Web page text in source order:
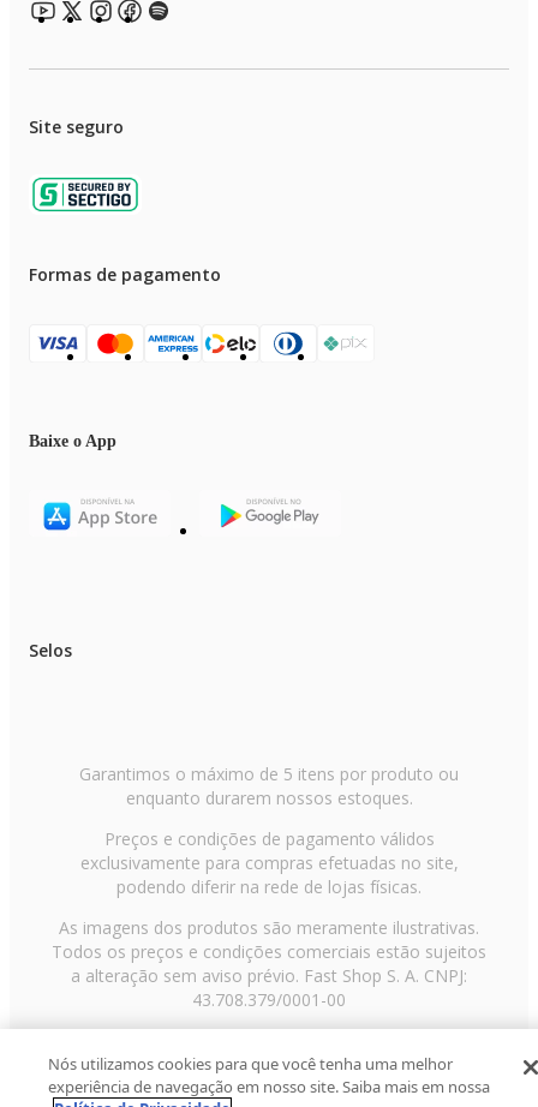
Site seguro
Formas de pagamento
Baixe o App
Selos
Garantimos o máximo de 5 itens por produto ou
enquanto durarem nossos estoques.
Preços e condições de pagamento válidos
exclusivamente para compras efetuadas no site,
podendo diferir na rede de lojas físicas.
As imagens dos produtos são meramente ilustrativas.
Todos os preços e condições comerciais estão sujeitos
a alteração sem aviso prévio. Fast Shop S. A. CNPJ:
43.708.379/0001-00
Paulo/SP, CEP 02029-001, Telefone: 11 3003-3728 ©
2013 Fast Shop - Todos os direitos reservadosRF
Nós utilizamos cookies para que você tenha uma melhor
experiência de navegação em nosso site. Saiba mais em nossa